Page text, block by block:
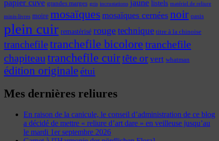
papier cuve grandes marges gris incrustations jaune listels matériel de reliure
minis-livres moire mosaïques mosaïques cernées noir oasis
plein cuir remastérisé rougetechnique titre à la chinoise
tranchefiletranchefile bicolore tranchefile
chapiteautranchefile cuirtête or vert whatman
édition originaleétui
Mes dernières reliures
En raison de la canicule, le conseil d’administration de ce blog
a décidé de mettre « reliure d’art dare » en veilleuse jusqu’au
le mardi 1er septembre 2026